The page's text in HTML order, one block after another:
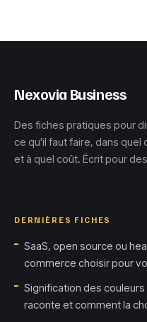
aides
Nexovia Business
Des fiches pratiques pour
ce qu'il faut faire, dans
et à quel coût. Écrit pour
DERNIÈRES FICHES
SaaS, open source ou
commerce choisir pour
Signification des
raconte et comment la